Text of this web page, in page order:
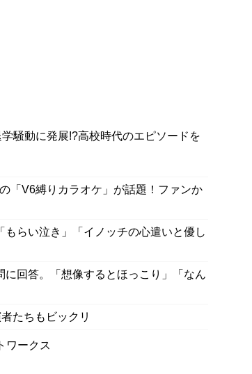
騒動に発展!?高校時代のエピソードを
「V6縛りカラオケ」が話題！ファンか
らい泣き」「イノッチの心遣いと優し
回答。「想像するとほっこり」「なん
たちもビックリ
ワークス